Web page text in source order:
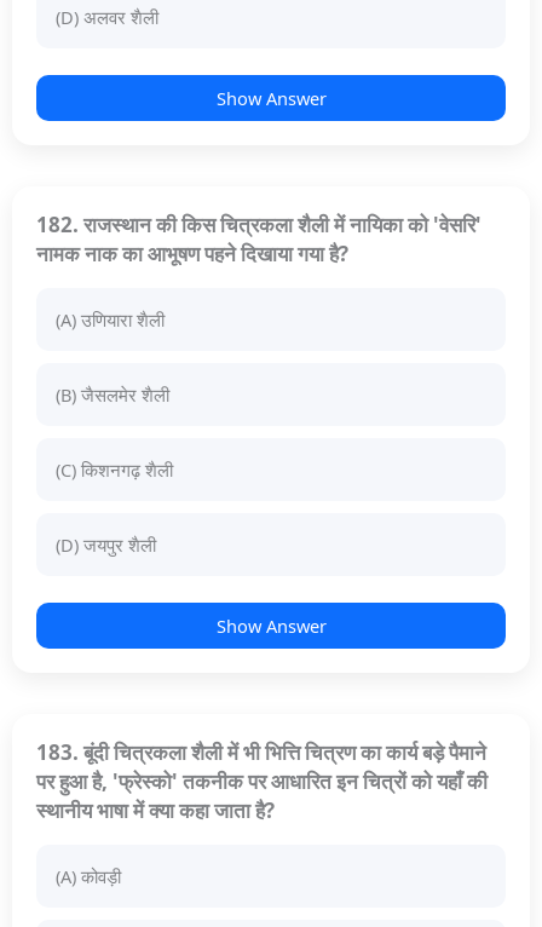
(D) अलवर शैली
Show Answer
182. राजस्थान की किस चित्रकला शैली में नायिका को 'वेसरि'
नामक नाक का आभूषण पहने दिखाया गया है?
(A) उणियारा शैली
(B) जैसलमेर शैली
(C) किशनगढ़ शैली
(D) जयपुर शैली
Show Answer
183. बूंदी चित्रकला शैली में भी भित्ति चित्रण का कार्य बड़े पैमाने
पर हुआ है, 'फ्रेस्को' तकनीक पर आधारित इन चित्रों को यहाँ की
स्थानीय भाषा में क्या कहा जाता है?
(A) कोवड़ी